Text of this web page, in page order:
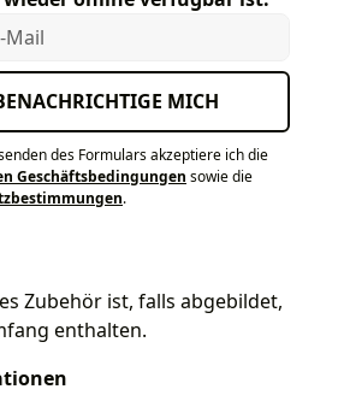
MICH
des Formulars akzeptiere ich die
Geschäftsbedingungen sowie die
.
Zubehör ist, falls abgebildet,
enthalten.